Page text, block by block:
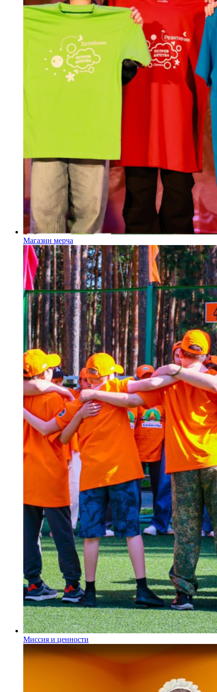
Магазин мерча
Миссия и ценности